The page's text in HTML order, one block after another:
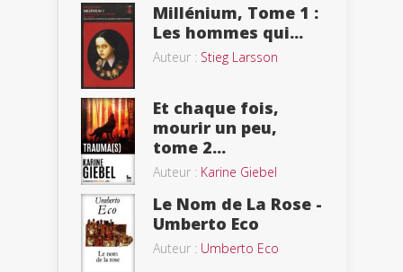
Millénium, Tome 1 :
Les hommes qui...
Auteur : Stieg Larsson
Et chaque fois,
mourir un peu,
tome 2...
Auteur : Karine Giebel
Le Nom de La Rose -
Umberto Eco
Auteur : Umberto Eco